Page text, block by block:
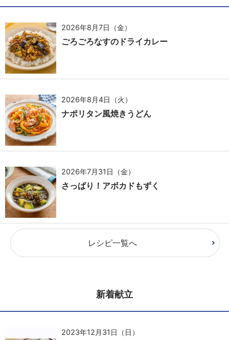
2026年8月7日（金）
ごろごろなすのドライカレー
2026年8月4日（火）
ナポリタン風焼きうどん
2026年7月31日（金）
さっぱり！アボカドもずく
レシピ一覧へ
新着献立
2023年12月31日（日）